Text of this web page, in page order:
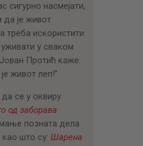
сигурно насмејати,
да је живот
треба искористити
у сваком
Протић каже:
живот леп!”
се у оквиру
од заборава
позната дела
као што су: Шарена